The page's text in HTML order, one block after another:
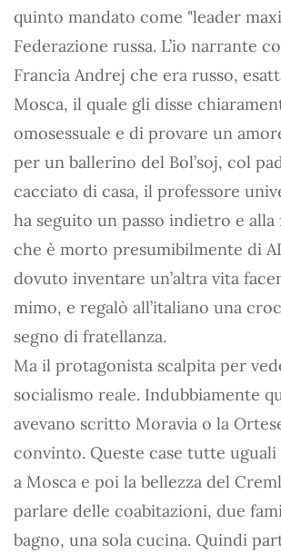
quinto mandato come "leader
Federazione russa. L’io narrante
Francia Andrej che era russo,
Mosca, il quale gli disse
omosessuale e di provare un
per un ballerino del Bol’soj, col
cacciato di casa, il professore
ha seguito un passo indietro e
che è morto presumibilmente di
dovuto inventare un’altra vita
mimo, e regalò all’italiano una
segno di fratellanza.
Ma il protagonista scalpita per
socialismo reale. Indubbiamente
avevano scritto Moravia o la
convinto. Queste case tutte
a Mosca e poi la bellezza del
parlare delle coabitazioni, due
bagno, una sola cucina. Quindi